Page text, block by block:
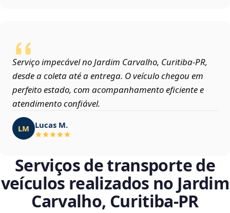
Serviço impecável no Jardim Carvalho, Curitiba‑PR,
desde a coleta até a entrega. O veículo chegou em
perfeito estado, com acompanhamento eficiente e
atendimento confiável.
LM Lucas M.
Serviços de transporte de
veículos realizados no Jardim
Carvalho, Curitiba‑PR